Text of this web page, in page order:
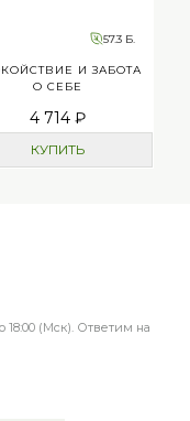
57.3 Б.
И ЗАБОТА
О СЕБЕ
4 714 ₽
КУПИТЬ
18:00 (Мск). Ответим на